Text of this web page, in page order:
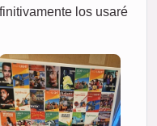
los usaré